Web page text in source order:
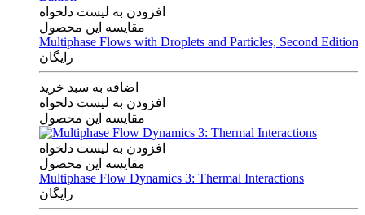
افزودن به لیست دلخواه
مقایسه این محصول
Multiphase Flows with Droplets and Particles, Second Edition
رایگان
اضافه به سبد خرید
افزودن به لیست دلخواه
مقایسه این محصول
افزودن به لیست دلخواه
مقایسه این محصول
Multiphase Flow Dynamics 3: Thermal Interactions
رایگان